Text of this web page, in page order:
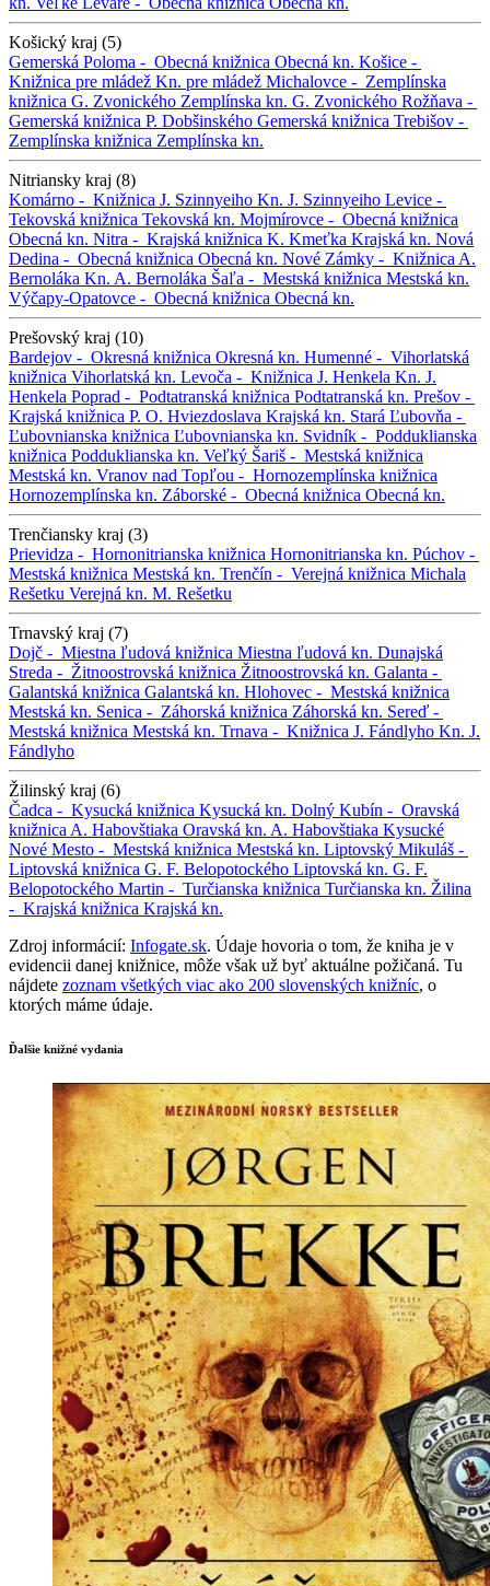
Košický kraj (5)
Gemerská Poloma - Obecná knižnica Obecná kn. Košice -
Knižnica pre mládež Kn. pre mládež Michalovce - Zemplínska
knižnica G. Zvonického Zemplínska kn. G. Zvonického Rožňava -
Gemerská knižnica P. Dobšinského Gemerská knižnica Trebišov -
Zemplínska knižnica Zemplínska kn.
Nitriansky kraj (8)
Komárno - Knižnica J. Szinnyeiho Kn. J. Szinnyeiho Levice -
Tekovská knižnica Tekovská kn. Mojmírovce - Obecná knižnica
Obecná kn. Nitra - Krajská knižnica K. Kmeťka Krajská kn. Nová
Dedina - Obecná knižnica Obecná kn. Nové Zámky - Knižnica A.
Bernoláka Kn. A. Bernoláka Šaľa - Mestská knižnica Mestská kn.
Výčapy-Opatovce - Obecná knižnica Obecná kn.
Prešovský kraj (10)
Bardejov - Okresná knižnica Okresná kn. Humenné - Vihorlatská
knižnica Vihorlatská kn. Levoča - Knižnica J. Henkela Kn. J.
Henkela Poprad - Podtatranská knižnica Podtatranská kn. Prešov -
Krajská knižnica P. O. Hviezdoslava Krajská kn. Stará Ľubovňa -
Ľubovnianska knižnica Ľubovnianska kn. Svidník - Podduklianska
knižnica Podduklianska kn. Veľký Šariš - Mestská knižnica
Mestská kn. Vranov nad Topľou - Hornozemplínska knižnica
Hornozemplínska kn. Záborské - Obecná knižnica Obecná kn.
Trenčiansky kraj (3)
Prievidza - Hornonitrianska knižnica Hornonitrianska kn. Púchov -
Mestská knižnica Mestská kn. Trenčín - Verejná knižnica Michala
Rešetku Verejná kn. M. Rešetku
Trnavský kraj (7)
Dojč - Miestna ľudová knižnica Miestna ľudová kn. Dunajská
Streda - Žitnoostrovská knižnica Žitnoostrovská kn. Galanta -
Galantská knižnica Galantská kn. Hlohovec - Mestská knižnica
Mestská kn. Senica - Záhorská knižnica Záhorská kn. Sereď -
Mestská knižnica Mestská kn. Trnava - Knižnica J. Fándlyho Kn. J.
Fándlyho
Žilinský kraj (6)
Čadca - Kysucká knižnica Kysucká kn. Dolný Kubín - Oravská
knižnica A. Habovštiaka Oravská kn. A. Habovštiaka Kysucké
Nové Mesto - Mestská knižnica Mestská kn. Liptovský Mikuláš -
Liptovská knižnica G. F. Belopotockého Liptovská kn. G. F.
Belopotockého Martin - Turčianska knižnica Turčianska kn. Žilina
- Krajská knižnica Krajská kn.
Zdroj informácií: Infogate.sk. Údaje hovoria o tom, že kniha je v
evidencii danej knižnice, môže však už byť aktuálne požičaná. Tu
nájdete zoznam všetkých viac ako 200 slovenských knižníc, o
ktorých máme údaje.
Ďalšie knižné vydania